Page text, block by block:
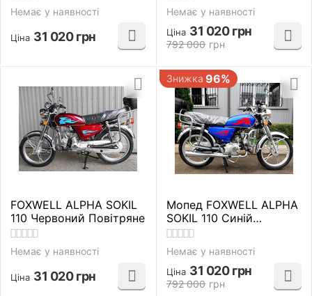
Немає у наявності
Ціна 31 020 грн
Немає у наявності
792 000 грн
Ціна 31 020 грн
FOXWELL ALPHA SOKIL
110 Червоний Повітряне
Немає у наявності
Ціна 31 020 грн
Знижка 96%
Мопед FOXWELL ALPHA
SOKIL 110 Синій
Повітряне
Немає у наявності
792 000 грн
Ціна 31 020 грн